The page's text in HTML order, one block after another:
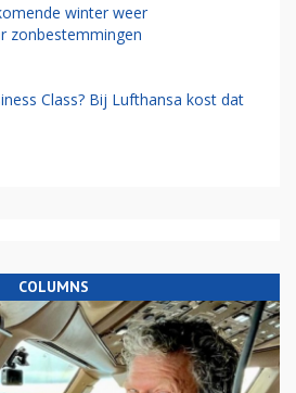
winter weer
zonbestemmingen
Class? Bij Lufthansa kost dat
COLUMNS